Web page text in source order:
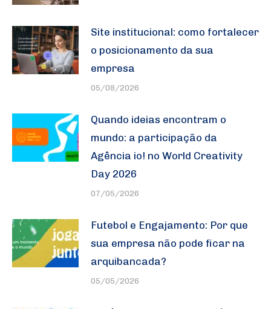
Site institucional: como fortalecer
o posicionamento da sua
empresa
05/08/2026
Quando ideias encontram o
mundo: a participação da
Agência io! no World Creativity
Day 2026
07/05/2026
Futebol e Engajamento: Por que
sua empresa não pode ficar na
arquibancada?
05/05/2026